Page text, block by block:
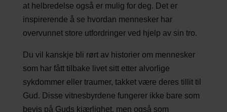
at helbredelse også er mulig for deg. Det er
inspirerende å se hvordan mennesker har
overvunnet store utfordringer ved hjelp av sin tro.
Du vil kanskje bli rørt av historier om mennesker
som har fått tilbake livet sitt etter alvorlige
sykdommer eller traumer, takket være deres tillit til
Gud. Disse vitnesbyrdene fungerer ikke bare som
bevis på Guds kjærlighet, men også som